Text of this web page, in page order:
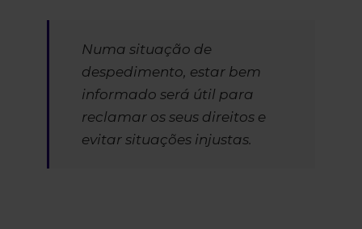
Numa situação de
despedimento, estar bem
informado será útil para
reclamar os seus direitos e
evitar situações injustas.